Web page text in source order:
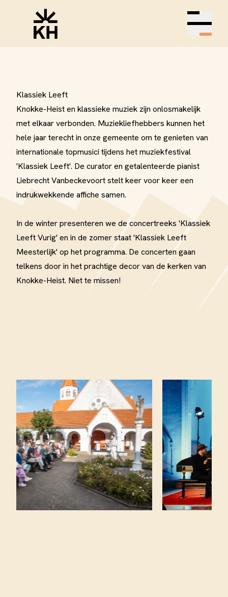
Open
Klassiek Leeft
Knokke-Heist en klassieke muziek zijn onlosmakelijk
met elkaar verbonden. Muziekliefhebbers kunnen het
hele jaar terecht in onze gemeente om te genieten van
internationale topmusici tijdens het muziekfestival
'Klassiek Leeft'. De curator en getalenteerde pianist
Liebrecht Vanbeckevoort stelt keer voor keer een
indrukwekkende affiche samen.
In de winter presenteren we de concertreeks 'Klassiek
Leeft Vurig' en in de zomer staat 'Klassiek Leeft
Meesterlijk' op het programma. De concerten gaan
telkens door in het prachtige decor van de kerken van
Knokke-Heist. Niet te missen!